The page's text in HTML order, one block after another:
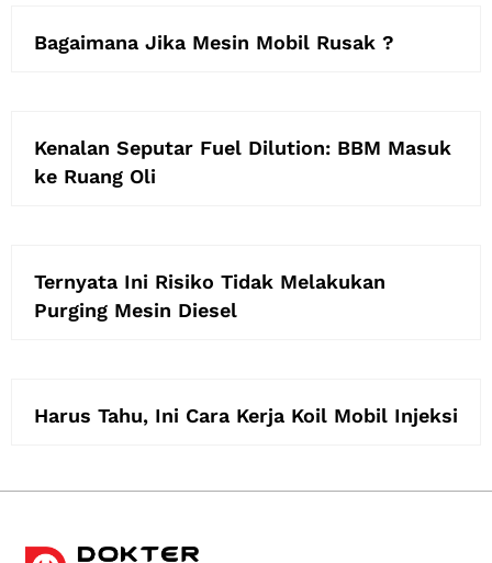
Bagaimana Jika Mesin Mobil Rusak ?
Kenalan Seputar Fuel Dilution: BBM Masuk
ke Ruang Oli
Ternyata Ini Risiko Tidak Melakukan
Purging Mesin Diesel
Harus Tahu, Ini Cara Kerja Koil Mobil Injeksi